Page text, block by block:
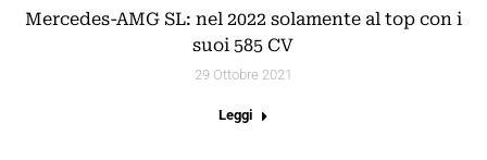
Mercedes-AMG SL: nel 2022 solamente al top con i
suoi 585 CV
29 Ottobre 2021
Leggi